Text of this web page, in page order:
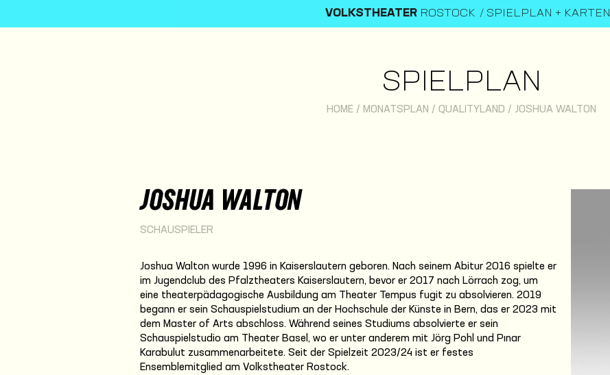
VOLKSTHEATER ROSTOCK SPIELPLAN + KARTEN
SPIELPLAN
HOME/ MONATSPLAN / QUALITYLAND / JOSHUA WALTON
JOSHUA WALTON
SCHAUSPIELER
Joshua Walton wurde 1996 in Kaiserslautern geboren. Nach seinem Abitur 2016 spielte er
im Jugendclub des Pfalztheaters Kaiserslautern, bevor er 2017 nach Lörrach zog, um
eine theaterpädagogische Ausbildung am Theater Tempus fugit zu absolvieren. 2019
begann er sein Schauspielstudium an der Hochschule der Künste in Bern, das er 2023 mit
dem Master of Arts abschloss. Während seines Studiums absolvierte er sein
Schauspielstudio am Theater Basel, wo er unter anderem mit Jörg Pohl und Pınar
Karabulut zusammenarbeitete. Seit der Spielzeit 2023/24 ist er festes
Ensemblemitglied am Volkstheater Rostock.